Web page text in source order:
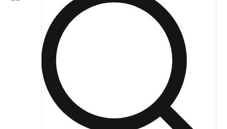
Общественное освещение
Промышленное освещение
ЖКХ освещение
Торговое модульное освещение
Уличное освещение
Облучатели
Прожекторное освещение